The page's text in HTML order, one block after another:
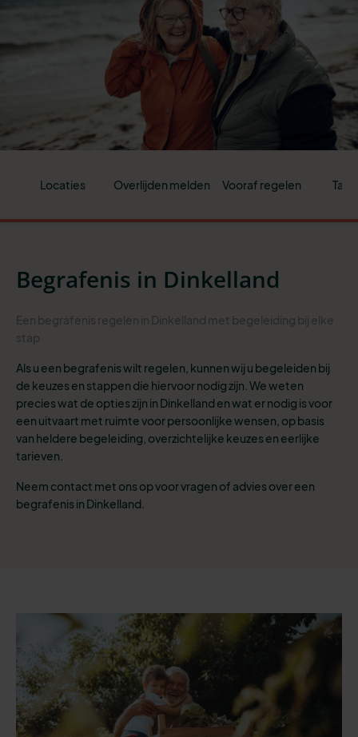
Locaties Overlijden melden Vooraf regelen
Begrafenis in Dinkelland
Als u een begrafenis wilt regelen, kunnen wij u begeleiden bij
de keuzes en stappen die hiervoor nodig zijn. We weten
precies wat de opties zijn in Dinkelland en wat er nodig is voor
een uitvaart met ruimte voor persoonlijke wensen, op basis
van heldere begeleiding, overzichtelijke keuzes en eerlijke
tarieven.
Neem contact met ons op voor vragen of advies over een
begrafenis in Dinkelland.